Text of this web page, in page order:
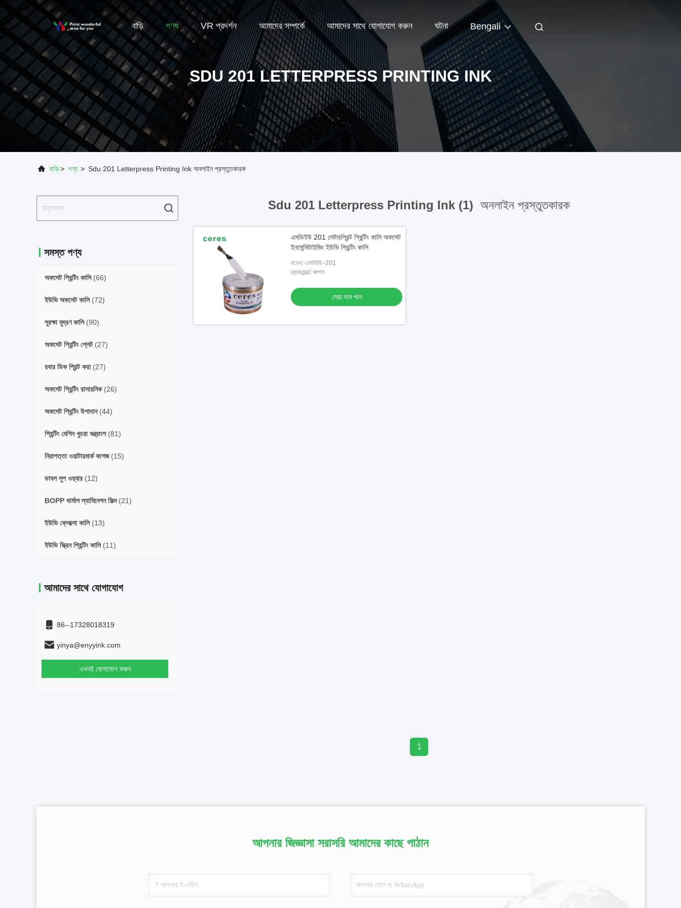
বাড়ি পণ্য VR প্রদর্শন আমাদের সম্পর্কে আমাদের সাথে যোগাযোগ করুন ঘটনা Bengali
SDU 201 LETTERPRESS PRINTING INK
বাড়ি> পণ্য > Sdu 201 Letterpress Printing Ink অনলাইন প্রস্তুতকারক
সমস্ত পণ্য
অফসেট প্রিন্টিং কালি(66)
ইউভি অফসেট কালি(72)
সুরক্ষা মুদ্রণ কালি(90)
অফসেট প্রিন্টিং প্লেট(27)
রবার ডিক প্রিন্ট করা(27)
অফসেট প্রিন্টিং রাসায়নিক(26)
অফসেট প্রিন্টিং উপাদান(44)
প্রিন্টিং মেশিন খুচরা যন্ত্রাংশ(81)
নিরাপত্তা ওয়াটারমার্ক কাগজ(15)
ডাবল লুপ ওয়্যার (12)
BOPP থার্মাল ল্যামিনেশন ফিল্ম(21)
ইউভি ফ্লেক্সো কালি(13)
ইউভি স্ক্রিন প্রিন্টিং কালি(11)
আমাদের সাথে যোগাযোগ
86--17328018319
yinya@enyyink.com
এখনই যোগাযোগ করুন
Sdu 201 Letterpress Printing Ink (1) অনলাইন প্রস্তুতকারক
এসডিইউ 201 লেটারপ্রিন্ট প্রিন্টিং কালি অফসেট
ইনসেন্সিটাইজিং ইউভি প্রিন্টিং কালি
মডেল: এসডিইউ -201
oringal: জাপান
সেরা দাম পান
1
আপনার জিজ্ঞাসা সরাসরি আমাদের কাছে পাঠান